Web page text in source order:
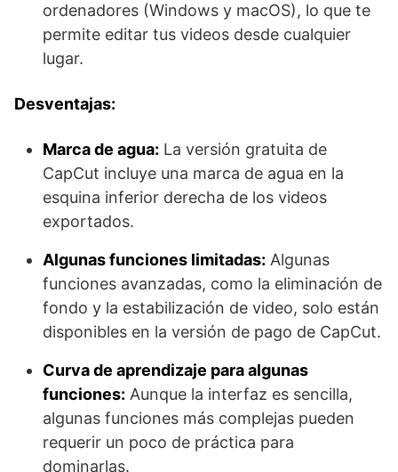
ordenadores (Windows y macOS), lo que te
permite editar tus videos desde cualquier
lugar.
Desventajas:
Marca de agua: La versión gratuita de
CapCut incluye una marca de agua en la
esquina inferior derecha de los videos
exportados.
Algunas funciones limitadas: Algunas
funciones avanzadas, como la eliminación de
fondo y la estabilización de video, solo están
disponibles en la versión de pago de CapCut.
Curva de aprendizaje para algunas
funciones: Aunque la interfaz es sencilla,
algunas funciones más complejas pueden
requerir un poco de práctica para
dominarlas.